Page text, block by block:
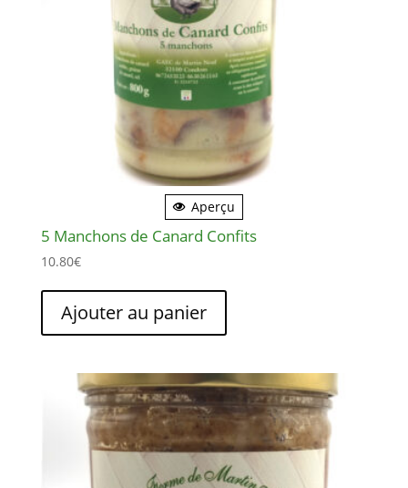
sur
la
page
du
produit
Aperçu
5 Manchons de Canard Confits
10.80€
Ajouter au panier